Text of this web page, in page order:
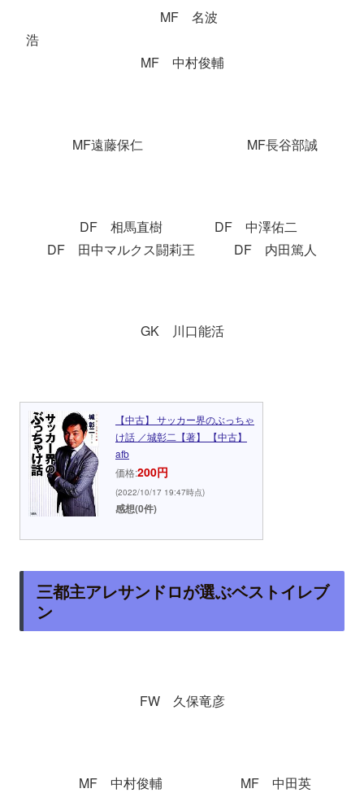
MF 名波
浩
MF 中村俊輔
MF遠藤保仁 MF長谷部誠
DF 相馬直樹 DF 中澤佑二
DF 田中マルクス闘莉王 DF 内田篤人
GK 川口能活
【中古】 サッカー界のぶっちゃ
け話 ／城彰二【著】 【中古】
afb
価格:200円
(2022/10/17 19:47時点)
感想(0件)
三都主アレサンドロが選ぶベストイレブ
ン
FW 久保竜彦
MF 中村俊輔 MF 中田英